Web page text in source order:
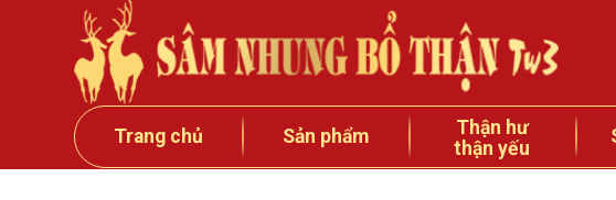
Trang chủ Sản phẩm
Thận hư
thận yếu